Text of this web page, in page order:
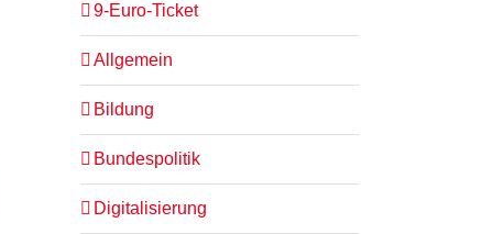
9-Euro-Ticket
Allgemein
Bildung
Bundespolitik
Digitalisierung